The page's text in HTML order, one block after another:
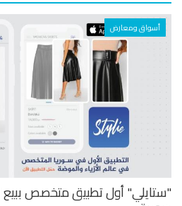
أسواق ومعارض
أول تطبيق متخصص ببيع